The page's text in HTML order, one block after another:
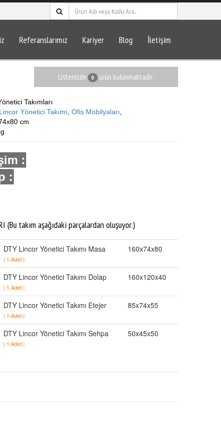
Referanslarımız Kariyer Blog İletişim
Listenizde 0 ürün bulunmaktadir.
Takımları
Yönetici Takımı, Ofis Mobilyaları,
cm
:
:
(Bu takım aşağıdaki parçalardan oluşuyor.)
DTY Lincor Yönetici Takımı Masa
| 1 Adet |
160x74x80
DTY Lincor Yönetici Takımı Dolap
| 1 Adet |
160x120x40
DTY Lincor Yönetici Takımı Etejer
| 1 Adet |
85x74x55
DTY Lincor Yönetici Takımı Sehpa
| 1 Adet |
50x45x50